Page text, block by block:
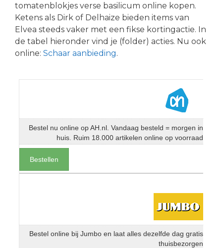
tomatenblokjes verse basilicum online kopen.
Ketens als Dirk of Delhaize bieden items van
Elvea steeds vaker met een fikse kortingactie. In
de tabel hieronder vind je (folder) acties. Nu ook
online: Schaar aanbieding.
Bestel nu online op AH.nl. Vandaag besteld = morgen in
huis. Ruim 18.000 artikelen online op voorraad
Bestellen
Bestel online bij Jumbo en laat alles dezelfde dag gratis
thuisbezorgen